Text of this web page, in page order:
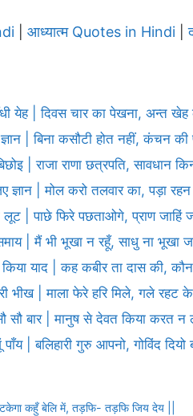
आध्यात्म Quotes in Hindi |
येह | दिवस चार का पेखना, अन्त खेह
| बिना कसौटी होत नहीं, कंचन की
| राजा राणा छत्रपति, सावधान
ज्ञान | मोल करो तलवार का, पड़ा रहन
| पाछे फिरे पछताओगे, प्राण जाहिं
| मैं भी भूखा न रहूँ, साधु ना भूखा
याद | कह कबीर ता दास की, कौन
भीख | माला फेरे हरि मिले, गले रहट
सौ बार | मानुष से देवत किया करत न
| बलिहारी गुरु आपनो, गोविंद दियो
कहुँ बेलि में, तड़फि- तड़फि जिय देय ||